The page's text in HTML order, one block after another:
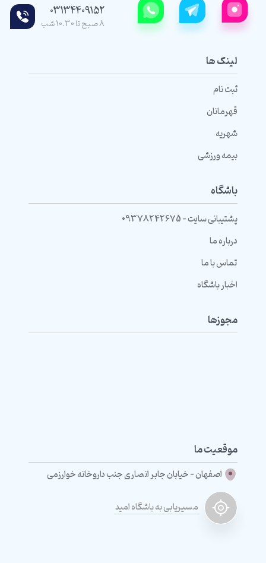
03134409152
8 صبح تا 10.30 شب
لینک ها
ثبت نام
قهرمانان
شهریه
بیمه ورزشی
باشگاه
پشتیبانی سایت - 09378242675
درباره ما
تماس با ما
اخبار باشگاه
مجوزها
موقعیت ما
اصفهان - خیابان جابر انصاری جنب داروخانه خوارزمی
مسیریابی به باشگاه امید